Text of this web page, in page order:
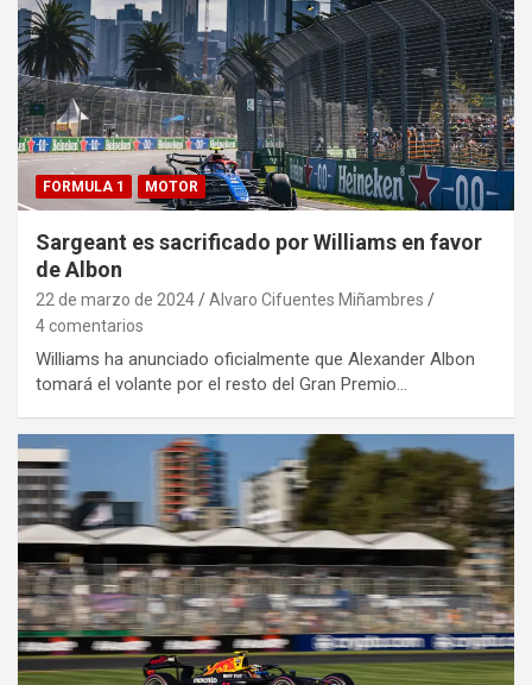
FORMULA 1 MOTOR
Sargeant es sacrificado por Williams en favor
de Albon
22 de marzo de 2024
Alvaro Cifuentes Miñambres
4 comentarios
Williams ha anunciado oficialmente que Alexander Albon
tomará el volante por el resto del Gran Premio…